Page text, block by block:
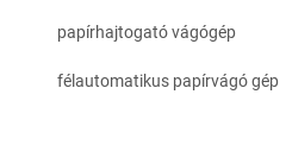
papírhajtogató vágógép
félautomatikus papírvágó gép